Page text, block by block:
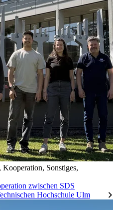
, Kooperation, Sonstiges,
zwischen SDS
Hochschule Ulm